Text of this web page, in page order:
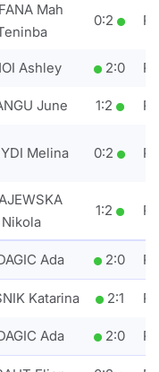
Mah
0:2
Ashley 2:0
June 1:2
Melina 0:2
Nikola
1:2
Ada 2:0
Katarina 2:1
Ada 2:0